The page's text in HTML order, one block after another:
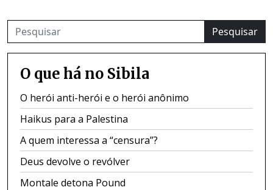
Pesquisar
O que há no Sibila
O herói anti-herói e o herói anônimo
Haikus para a Palestina
A quem interessa a “censura”?
Deus devolve o revólver
Montale detona Pound